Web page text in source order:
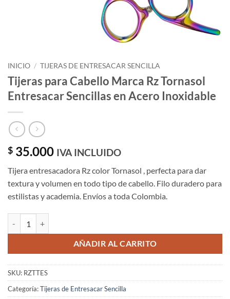
INICIO / TIJERAS DE ENTRESACAR SENCILLA
Tijeras para Cabello Marca Rz Tornasol
Entresacar Sencillas en Acero Inoxidable
$ 35.000 IVA INCLUIDO
Tijera entresacadora Rz color Tornasol , perfecta para dar
textura y volumen en todo tipo de cabello. Filo duradero para
estilistas y academia. Envíos a toda Colombia.
AÑADIR AL CARRITO
SKU: RZTTES
Categoría:Tijeras de Entresacar Sencilla